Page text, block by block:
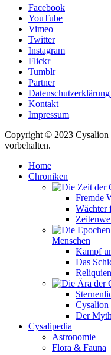
Facebook
YouTube
Vimeo
Twitter
Instagram
Flickr
Tumblr
Partner
Kontakt
Impressum
Copyright © 2023 Cysalion
vorbehalten.
Home
Chroniken
Fremde
Wächter
Menschen
Kampf
Das
Der
Cysalipedia
Astronomie
Flora & Fauna